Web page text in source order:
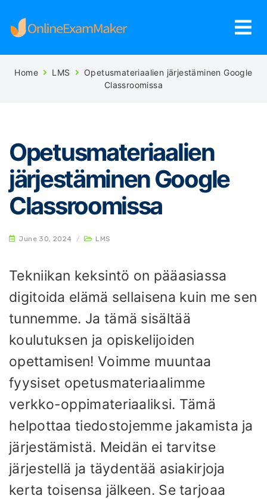
Home LMS
Opetusmateriaalien järjestäminen Google
Classroomissa
Opetusmateriaalien
järjestäminen Google
Classroomissa
June 30, 2024 / LMS
Tekniikan keksintö on pääasiassa
digitoida elämä sellaisena kuin me sen
tunnemme. Ja tämä sisältää
koulutuksen ja opiskelijoiden
opettamisen! Voimme muuntaa
fyysiset opetusmateriaalimme
verkko-oppimateriaaliksi. Tämä
helpottaa tiedostojemme jakamista ja
järjestämistä. Meidän ei tarvitse
järjestellä ja täydentää asiakirjoja
kerta toisensa jälkeen. Se tarjoaa